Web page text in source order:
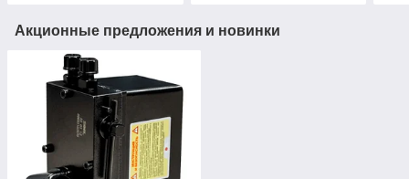
Акционные предложения и новинки